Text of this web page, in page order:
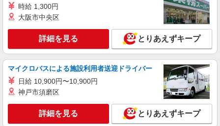
時給 1,300円
大阪市中央区
詳細を見る とりあえずキープ
マイクロバスによる施設利用者送迎ドライバー
日給 10,900円〜10,900円
神戸市須磨区
詳細を見る とりあえずキープ